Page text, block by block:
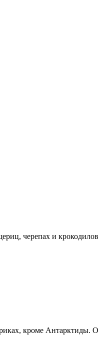
черепах и
кроме